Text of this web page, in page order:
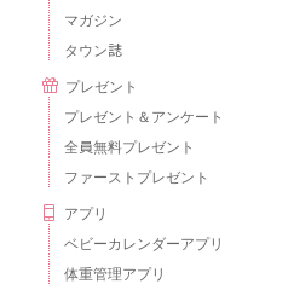
マガジン
タウン誌
プレゼント
プレゼント＆アンケート
全員無料プレゼント
ファーストプレゼント
アプリ
ベビーカレンダーアプリ
体重管理アプリ